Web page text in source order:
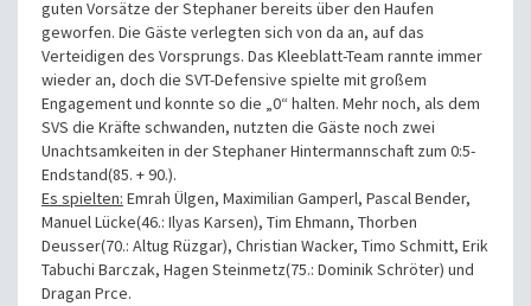
guten Vorsätze der Stephaner bereits über den Haufen
geworfen. Die Gäste verlegten sich von da an, auf das
Verteidigen des Vorsprungs. Das Kleeblatt-Team rannte immer
wieder an, doch die SVT-Defensive spielte mit großem
Engagement und konnte so die „0“ halten. Mehr noch, als dem
SVS die Kräfte schwanden, nutzten die Gäste noch zwei
Unachtsamkeiten in der Stephaner Hintermannschaft zum 0:5-
Endstand(85. + 90.).
Es spielten: Emrah Ülgen, Maximilian Gamperl, Pascal Bender,
Manuel Lücke(46.: Ilyas Karsen), Tim Ehmann, Thorben
Deusser(70.: Altug Rüzgar), Christian Wacker, Timo Schmitt, Erik
Tabuchi Barczak, Hagen Steinmetz(75.: Dominik Schröter) und
Dragan Prce.